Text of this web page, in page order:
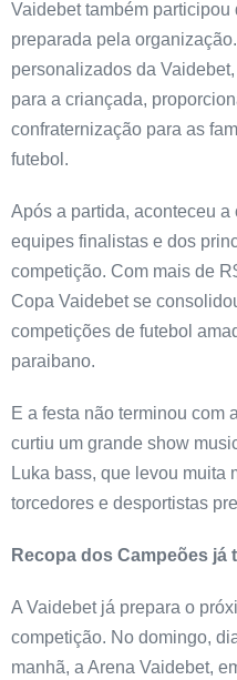
Vaidebet também participou
preparada pela
personalizados da
para a criançada,
confraternização para as
futebol.
Após a partida, aconteceu
equipes finalistas e dos
competição. Com mais de
Copa Vaidebet se
competições de futebol
paraibano.
E a festa não terminou com
curtiu um grande show
Luka bass, que levou muita
torcedores e desportistas
Recopa dos Campeões já
A Vaidebet já prepara o
competição. No domingo,
manhã, a Arena Vaidebet,